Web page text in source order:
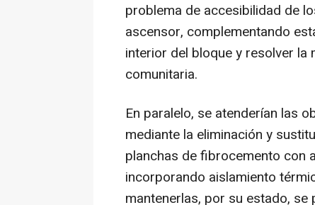
problema de accesibilidad de
ascensor, complementando
interior del bloque y resolver
comunitaria.
En paralelo, se atenderían las
mediante la eliminación y
planchas de fibrocemento con
incorporando aislamiento
mantenerlas, por su estado,